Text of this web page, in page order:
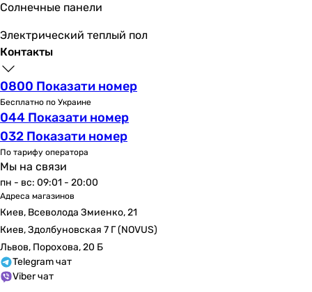
Солнечные панели
Электрический теплый пол
Контакты
0800 Показати номер
Бесплатно по Украине
044 Показати номер
032 Показати номер
По тарифу оператора
Мы на связи
пн - вс: 09:01 - 20:00
Адреса магазинов
Киев, Всеволода Змиенко, 21
Киев, Здолбуновская 7 Г (NOVUS)
Львов, Порохова, 20 Б
Telegram чат
Viber чат